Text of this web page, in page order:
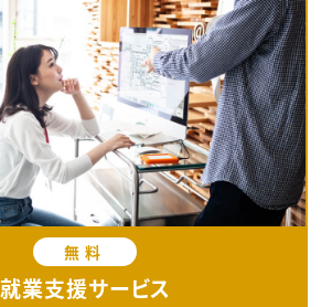
無料
就業支援サービス